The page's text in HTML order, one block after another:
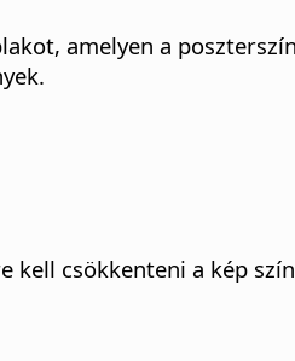
amelyen a
kell csökkenteni a kép